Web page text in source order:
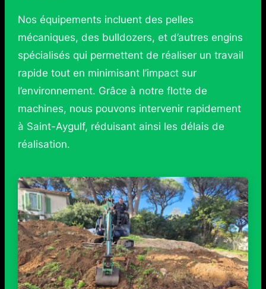
Nos équipements incluent des pelles
mécaniques, des bulldozers, et d’autres engins
spécialisés qui permettent de réaliser un travail
rapide tout en minimisant l’impact sur
l’environnement. Grâce à notre flotte de
machines, nous pouvons intervenir rapidement
à Saint-Aygulf, réduisant ainsi les délais de
réalisation.